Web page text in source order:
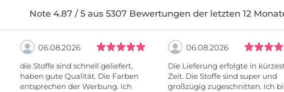
Note 4.87 / 5 aus 5307 Bewertungen der letzten 12
06.08.2026
die Stoffe sind schnell geliefert,
haben gute Qualität. Die Farben
entsprechen der Werbung. Ich
06.08.2026
Die Lieferung erfolgte in
Zeit. Die Stoffe sind super und
großzügig zugeschnitten. Ich